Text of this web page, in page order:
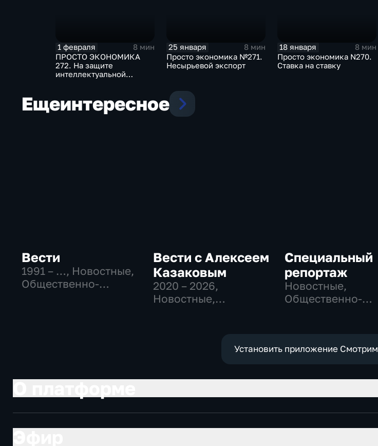
1 февраля
8 мин
ПРОСТО ЭКОНОМИКА
272. На защите
интеллектуальной
25 января
8 мин
Просто экономика №271.
Несырьевой экспорт
18 января
8 мин
Просто экономика N270.
Ставка на ставку
Ещеинтересное
Вести
1991 – …, Новостные,
Общественно-
Вести с Алексеем
Казаковым
2020 – 2026,
Новостные,
Специальный
репортаж
Новостные,
Общественно-
Установить приложение Смотрим